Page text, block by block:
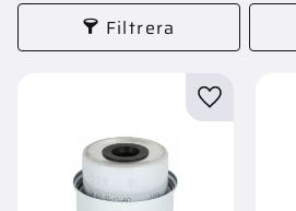
Filtrera
Lägg till i